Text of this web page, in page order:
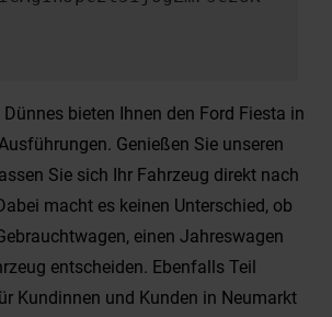
bieten Ihnen den Ford Fiesta in
Genießen Sie unseren
Sie sich Ihr Fahrzeug direkt nach
macht es keinen Unterschied, ob
einen Jahreswagen
entscheiden. Ebenfalls Teil
Kundinnen und Kunden in Neumarkt